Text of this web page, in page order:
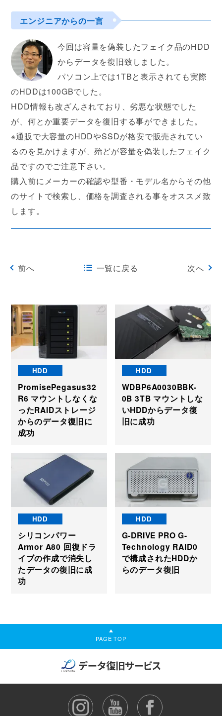
エンジニアからの一言
今回は容量を偽装したフェイク品のHDD
からデータを復旧致しました。
パソコン上では1TBと表示されても実際
のHDDは100GBでした。
HDD情報も改ざんされており、劣悪な状態でした
が、何とか重要データを復旧する事ができました。
※通販で大容量のHDDやSSDが格安で販売されてい
るのを見かけますが、殆どが容量を偽装したフェイク
品ですのでご注意下さい。
購入前にメーカーの確認や型番・モデル名からその他
のサイトで検索し、価格を調査される事をオススメ致
します。
前へ 一覧に戻る 次へ
HDD
PromisePegasus32
R6 マウントしなくな
ったRAIDストレージ
からのデータ復旧に
成功
HDD
WDBP6A0030BBK-
0B 3TB マウントしな
いHDDからデータ復
旧に成功
HDD
シリコンパワー
Armor A80 回復ドラ
イブの作成で消失し
たデータの復旧に成
功
HDD
G-DRIVE PRO G-
Technology RAID0
で構成されたHDDか
らのデータ復旧
PAGE TOP